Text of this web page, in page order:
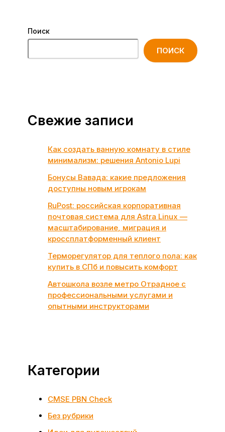
Поиск
ПОИСК
Свежие записи
Как создать ванную комнату в стиле
минимализм: решения Antonio Lupi
Бонусы Вавада: какие предложения
доступны новым игрокам
RuPost: российская корпоративная
почтовая система для Astra Linux —
масштабирование, миграция и
кроссплатформенный клиент
Терморегулятор для теплого пола: как
купить в СПб и повысить комфорт
Автошкола возле метро Отрадное с
профессиональными услугами и
опытными инструкторами
Категории
CMSE PBN Check
Без рубрики